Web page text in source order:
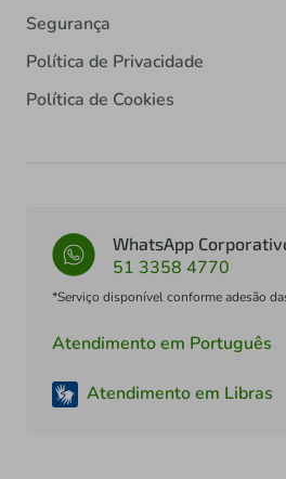
Segurança
Política de Privacidade
Política de Cookies
WhatsApp
51 3358 4770
*Serviço disponível conforme adesão
Atendimento em Português
Atendimento em Libras